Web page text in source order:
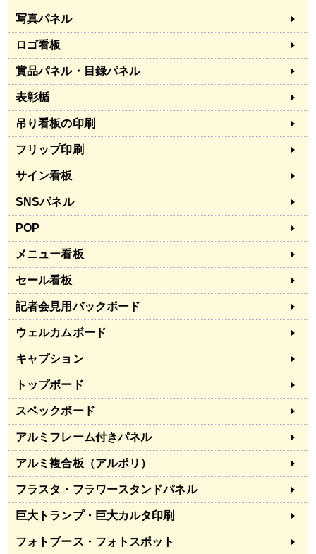
写真パネル
ロゴ看板
賞品パネル・目録パネル
表彰楯
吊り看板の印刷
フリップ印刷
サイン看板
SNSパネル
POP
メニュー看板
セール看板
記者会見用バックボード
ウェルカムボード
キャプション
トップボード
スペックボード
アルミフレーム付きパネル
アルミ複合板（アルポリ）
フラスタ・フラワースタンドパネル
巨大トランプ・巨大カルタ印刷
フォトブース・フォトスポット